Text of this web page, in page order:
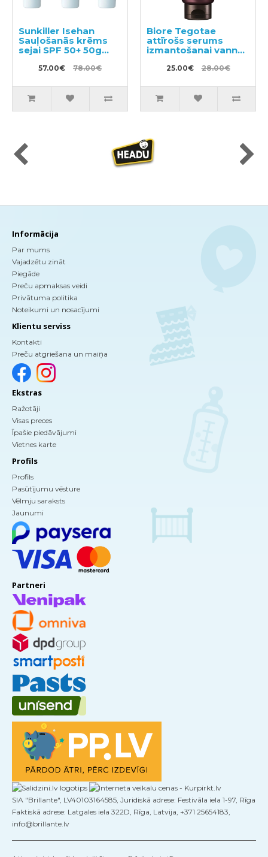
Sunkiller Isehan
Sauļošanās krēms
sejai SPF 50+ 50g
57.00€ 78.00€
Biore Tegotae
attīrošs serums
izmantošanai vannā
25.00€ 28.00€
Informācija
Par mums
Vajadzētu zināt
Piegāde
Preču apmaksas veidi
Privātuma politika
Noteikumi un nosacījumi
Klientu serviss
Kontakti
Preču atgriešana un maiņa
Ekstras
Ražotāji
Visas preces
Īpašie piedāvājumi
Vietnes karte
Profils
Profils
Pasūtījumu vēsture
Vēlmju saraksts
Jaunumi
Partneri
SIA "Brillante", LV40103164585, Juridiskā adrese: Festivāla iela 1-97, Rīga
Faktiskā adrese: Latgales iela 322D, Rīga, Latvija, +371 25654183,
info@brillante.lv